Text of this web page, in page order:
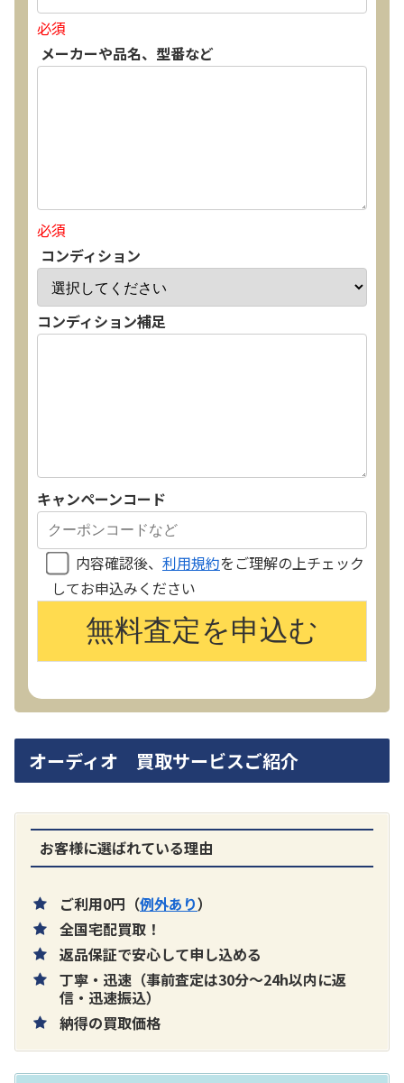
必須
メーカーや品名、型番など
必須
コンディション
コンディション補足
キャンペーンコード
内容確認後、 利用規約をご理解の上チェック
してお申込みください
オーディオ 買取サービスご紹介
お客様に選ばれている理由
ご利用0円（例外あり）
全国宅配買取！
返品保証で安心して申し込める
丁寧・迅速（事前査定は30分～24h以内に返
信・迅速振込）
納得の買取価格